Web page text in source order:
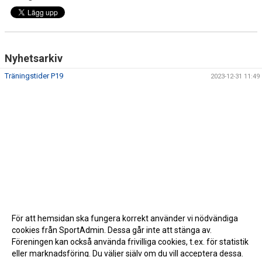
Nyhetsarkiv
Träningstider P19 2023-12-31 11:49
För att hemsidan ska fungera korrekt använder vi nödvändiga
cookies från SportAdmin. Dessa går inte att stänga av.
Föreningen kan också använda frivilliga cookies, t.ex. för statistik
eller marknadsföring. Du väljer själv om du vill acceptera dessa.